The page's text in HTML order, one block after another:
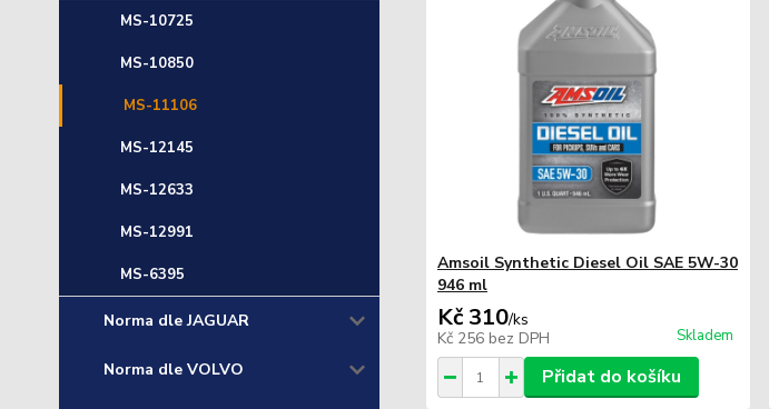
MS-10725
MS-10850
MS-11106
MS-12145
MS-12633
MS-12991
MS-6395
Norma dle JAGUAR
Norma dle VOLVO
Amsoil Synthetic Diesel Oil SAE 5W-30
946 ml
Kč 310/ks
Kč 256 bez DPH Skladem
Přidat do košíku